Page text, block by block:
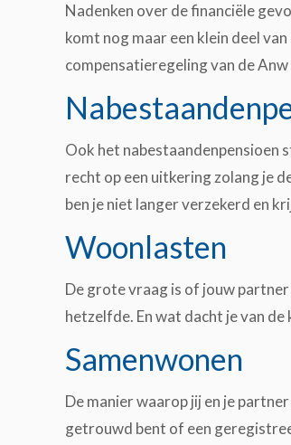
Nadenken over de financiële
komt nog maar een klein deel
compensatieregeling van de
Ook het nabestaandenpensioen
recht op een uitkering zolang je
ben je niet langer verzekerd en
Woonlasten
De grote vraag is of jouw
hetzelfde. En wat dacht je van
Samenwonen
De manier waarop jij en je
getrouwd bent of een